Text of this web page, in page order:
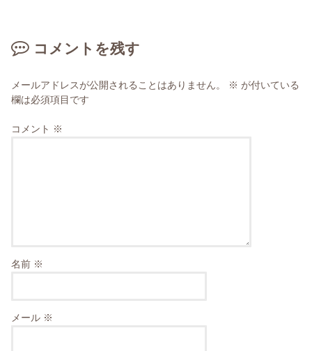
コメントを残す
メールアドレスが公開されることはありません。 ※ が付いている
欄は必須項目です
コメント ※
名前 ※
メール ※